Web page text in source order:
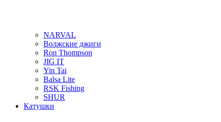
NARVAL
Волжские джиги
Ron Thompson
JIG IT
Yin Tai
Balsa Lite
RSK Fishing
SHUR
Катушки